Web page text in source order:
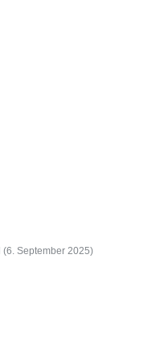
(6. September 2025)